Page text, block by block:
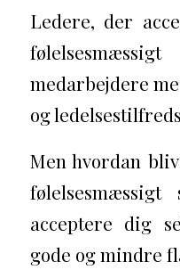
Ledere, der
medarbejdere
og
Men hvordan
acceptere dig
gode og mindre